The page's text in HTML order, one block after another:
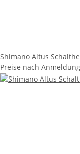
Shimano Altus
Preise nach